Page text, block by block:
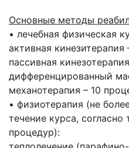
Основные методы
• лечебная физическая
активная кинезитерапия
пассивная
дифференцированный
механотерапия – 10
• физиотерапия (не
течение курса,
процедур):